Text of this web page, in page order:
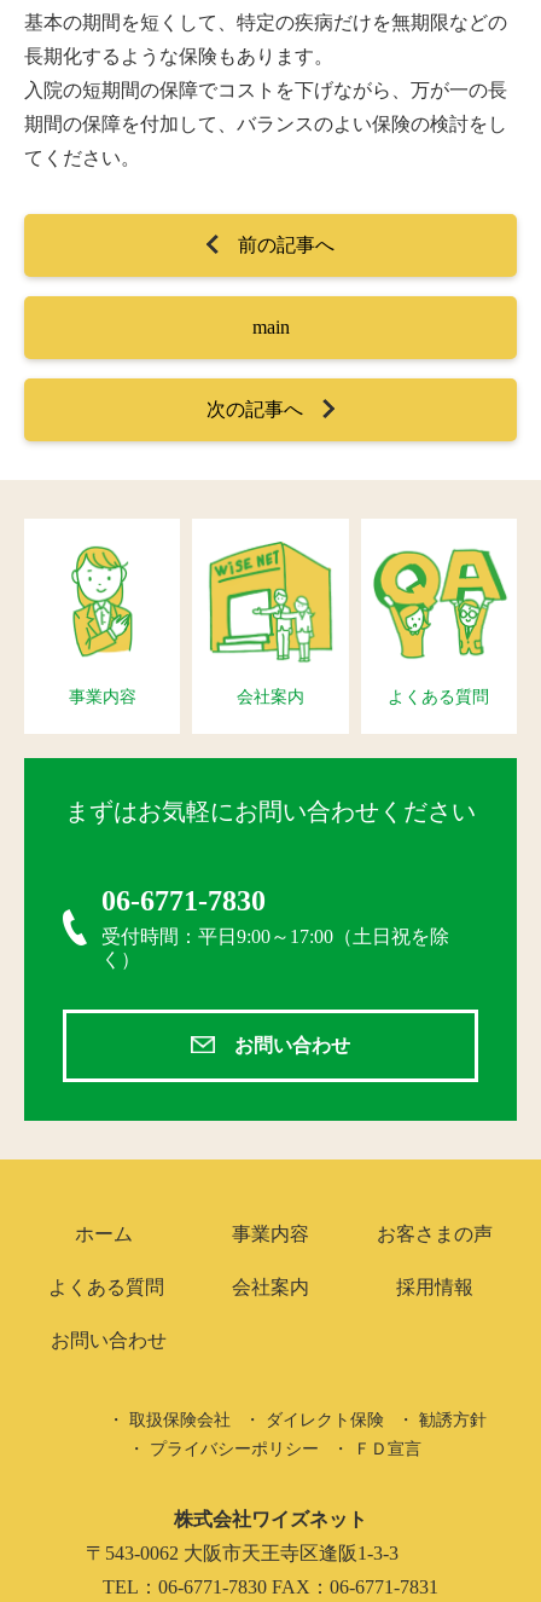
基本の期間を短くして、特定の疾病だけを無期限などの
長期化するような保険もあります。
入院の短期間の保障でコストを下げながら、万が一の長
期間の保障を付加して、バランスのよい保険の検討をし
てください。
前の記事へ
main
次の記事へ
事業内容 会社案内 よくある質問
まずはお気軽にお問い合わせください
06-6771-7830
受付時間：平日9:00～17:00（土日祝を除
く）
お問い合わせ
ホーム 事業内容 お客さまの声
よくある質問 会社案内 採用情報
お問い合わせ
取扱保険会社 ダイレクト保険
勧誘方針
プライバシーポリシー
ＦＤ宣言
株式会社ワイズネット
〒543-0062 大阪市天王寺区逢阪1-3-3
TEL：06-6771-7830 FAX：06-6771-7831